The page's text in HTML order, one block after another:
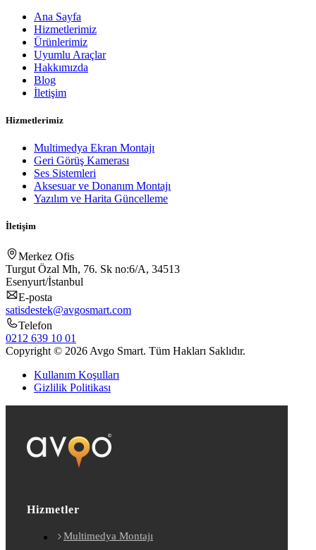
Ana Sayfa
Hizmetlerimiz
Ürünlerimiz
Uyumlu Araçlar
Hakkımızda
Blog
İletişim
Hizmetlerimiz
Multimedya Ekran Montajı
Geri Görüş Kamerası
Ses Sistemleri
Aksesuar ve Donanım Montajı
Yazılım ve Harita Güncelleme
İletişim
Merkez Ofis
Turgut Özal Mh, 76. Sk no:6/A, 34513
Esenyurt/İstanbul
E-posta
satisdestek@avgosmart.com
Telefon
0212 639 10 01
Copyright © 2026 Avgo Smart. Tüm Hakları Saklıdır.
Kullanım Koşulları
Gizlilik Politikası
Hizmetler
Multimedya Montajı